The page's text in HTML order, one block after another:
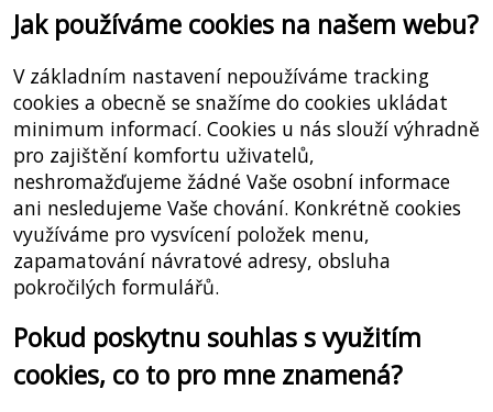
Jak používáme cookies na našem webu?
V základním nastavení nepoužíváme tracking
cookies a obecně se snažíme do cookies ukládat
minimum informací. Cookies u nás slouží výhradně
pro zajištění komfortu uživatelů,
neshromažďujeme žádné Vaše osobní informace
ani nesledujeme Vaše chování. Konkrétně cookies
využíváme pro vysvícení položek menu,
zapamatování návratové adresy, obsluha
pokročilých formulářů.
Pokud poskytnu souhlas s využitím
cookies, co to pro mne znamená?